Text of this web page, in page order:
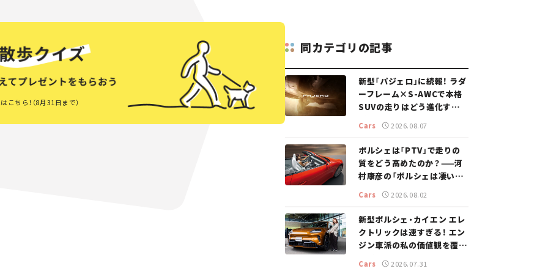
こちら！（8月31日まで）
同カテゴリの記事
新型「パジェロ」に続報！ ラダ
ーフレーム×S-AWCで本格
SUVの走りはどう進化する？
【新車ニュース】
Cars 2026.08.07
ポルシェは「PTV」で走りの
質をどう高めたのか？——河
村康彦の「ポルシェは凄い！」
Cars 2026.08.02
新型ポルシェ・カイエン エレ
クトリックは速すぎる！ エン
ジン車派の私の価値観を覆し
た、新しいポルシェの走り。
Cars 2026.07.31